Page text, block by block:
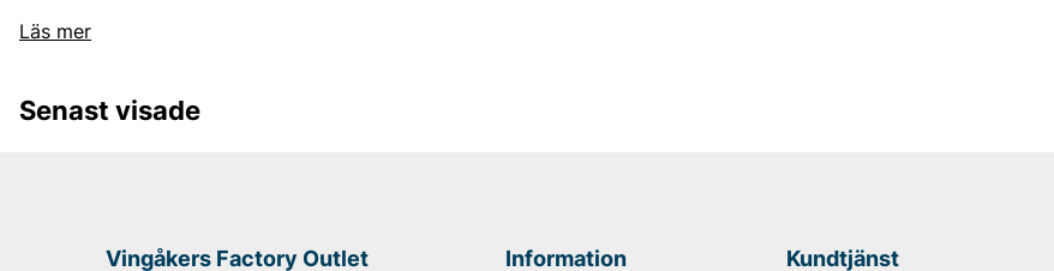
Läs mer
Chimi kombinerar skandinavisk enkelhet med modemedveten design och erbjuder
glasögon som passar alla ansiktsformer och stilar. Varje modell har en unik känsla
uttryck. Chimis solglasögon är UV-skyddade och tillverkade med material av hög
kvalitet, för en hållbar och elegant accessoar.
Senast visade
Vingåkers Factory Outlet Information Kundtjänst